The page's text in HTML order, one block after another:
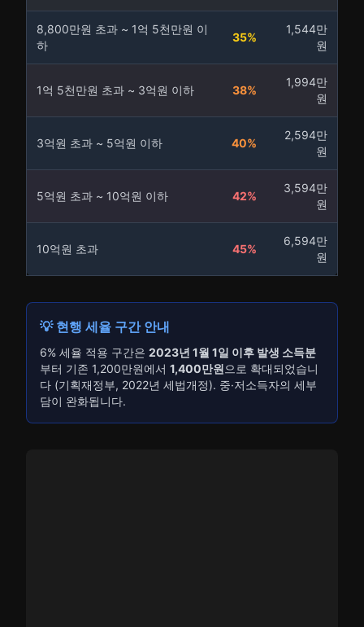
8,800만원 초과 ~ 1억 5천만원 이
하
35%
1,544만
원
1억 5천만원 초과 ~ 3억원 이하 38%
1,994만
원
3억원 초과 ~ 5억원 이하 40%
2,594만
원
5억원 초과 ~ 10억원 이하 42%
3,594만
원
10억원 초과 45%
6,594만
원
💡 현행 세율 구간 안내
6% 세율 적용 구간은 2023년 1월 1일 이후 발생 소득분
부터 기존 1,200만원에서 1,400만원으로 확대되었습니
다 (기획재정부, 2022년 세법개정). 중·저소득자의 세부
담이 완화됩니다.